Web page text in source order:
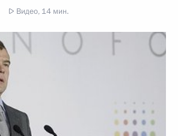
Видео, 14 мин.